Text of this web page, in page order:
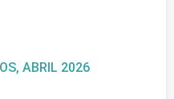
ABRIL 2026